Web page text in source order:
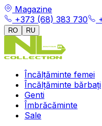
Magazine
+373 (68) 383 730
RO RU
Încălțăminte femei
Încălțăminte bărbați
Genti
Îmbrăcăminte
Sale